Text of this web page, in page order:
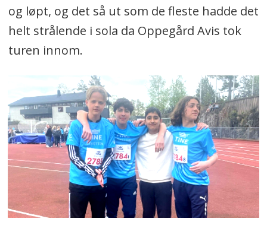
og løpt, og det så ut som de fleste hadde det
helt strålende i sola da Oppegård Avis tok
turen innom.